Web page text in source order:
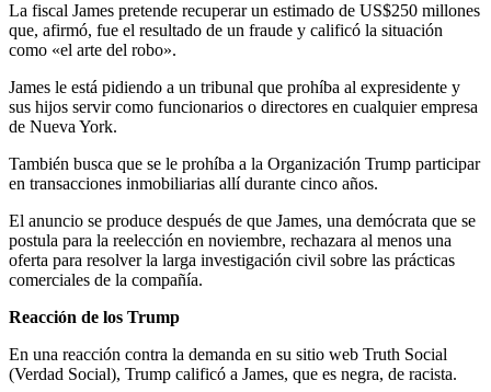
La fiscal James pretende recuperar un estimado de US$250 millones
que, afirmó, fue el resultado de un fraude y calificó la situación
como «el arte del robo».
James le está pidiendo a un tribunal que prohíba al expresidente y
sus hijos servir como funcionarios o directores en cualquier empresa
de Nueva York.
También busca que se le prohíba a la Organización Trump participar
en transacciones inmobiliarias allí durante cinco años.
El anuncio se produce después de que James, una demócrata que se
postula para la reelección en noviembre, rechazara al menos una
oferta para resolver la larga investigación civil sobre las prácticas
comerciales de la compañía.
Reacción de los Trump
En una reacción contra la demanda en su sitio web Truth Social
(Verdad Social), Trump calificó a James, que es negra, de racista.